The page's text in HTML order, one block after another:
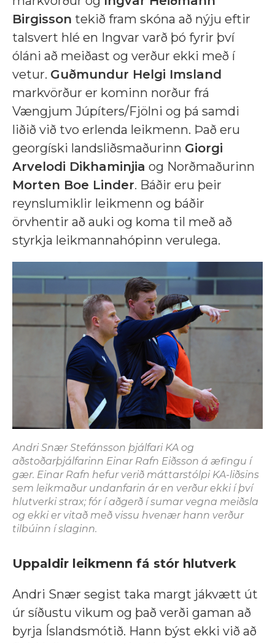
Birgisson tekið fram skóna að nýju eftir
talsvert hlé en Ingvar varð þó fyrir því
óláni að meiðast og verður ekki með í
vetur. Guðmundur Helgi Imsland
markvörður er kominn norður frá
Vængjum Júpíters/Fjölni og þá samdi
liðið við tvo erlenda leikmenn. Það eru
georgíski landsliðsmaðurinn Giorgi
Arvelodi Dikhaminjia og Norðmaðurinn
Morten Boe Linder. Báðir eru þeir
reynslumiklir leikmenn og báðir
örvhentir að auki og koma til með að
styrkja leikmannahópinn verulega.
Andri Snær Stefánsson þjálfari KA og
aðstoðarþjálfarinn Einar Rafn Eiðsson á æfingu í
gær. Einar Rafn hefur verið máttarstólpi KA-liðsins
sem leikmaður undanfarin ár en verður ekki í því
hlutverki strax; fór í aðgerð í sumar vegna meiðsla
og ekki er vitað með vissu hvenær hann verður
tilbúinn í slaginn.
Uppaldir leikmenn fá stór hlutverk
Andri Snær segist taka margt jákvætt út
úr síðustu vikum og það verði gaman að
byrja Íslandsmótið. Hann býst ekki við að